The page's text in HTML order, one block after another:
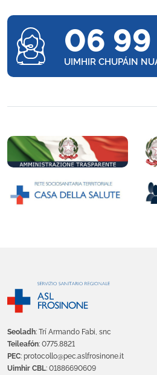
06 99
UIMHIR CHUPÁIN
Seoladh: Trí Armando Fabi, snc
Teileafón: 0775.8821
PEC: protocollo@pec.aslfrosinone.it
Uimhir CBL: 01886690609